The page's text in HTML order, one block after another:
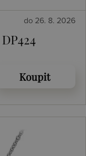
do 26. 8. 2026
Koupit